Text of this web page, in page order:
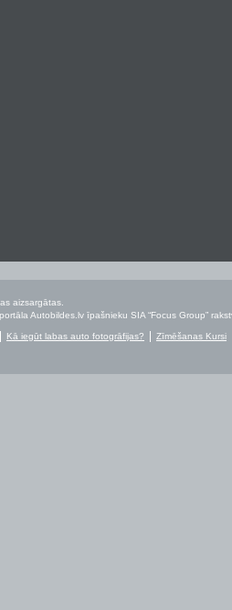
aizsargātas.
Autobildes.lv īpašnieku SIA “Focus Group”
Kā iegūt labas auto fotogrāfijas? Zīmēšanas Kursi